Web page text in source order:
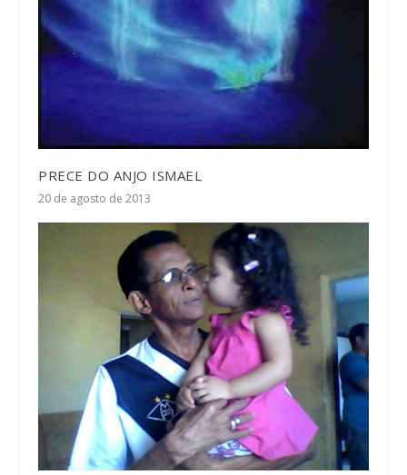
PRECE DO ANJO ISMAEL
20 de agosto de 2013